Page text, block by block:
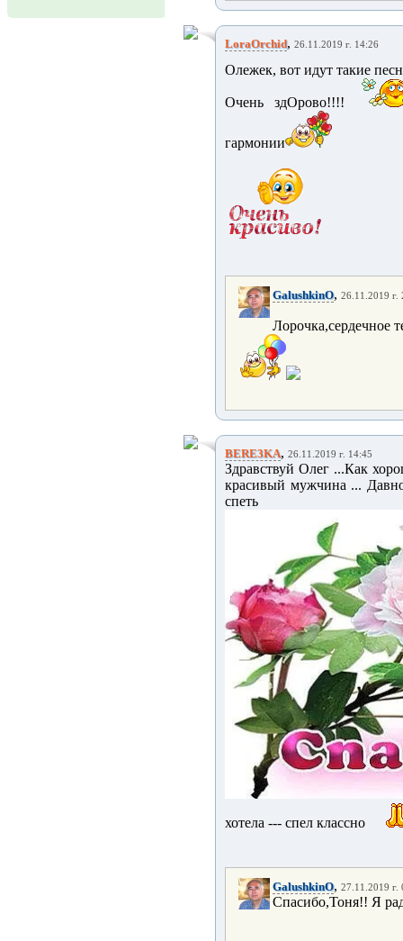
LoraOrchid, 26.11.2019 г. 14:26
Олежек, вот идут такие
Очень здОрово!!!!
гармонии
GalushkinO, 26.11.2019 г.
Лорочка,сердечное
BERE3KA, 26.11.2019 г. 14:45
Здравствуй Олег ...Как
красивый мужчина ...
спеть
хотела --- спел классно
GalushkinO, 27.11.2019 г.
Спасибо,Тоня!! Я